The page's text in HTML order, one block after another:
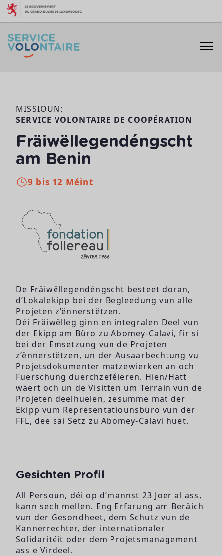
Skip to content
MISSIOUN:
SERVICE VOLONTAIRE DE COOPÉRATION
Fräiwëllegendéngscht
am Benin
9 bis 12 Méint
De Fräiwëllegendéngscht besteet doran,
d’Lokalekipp bei der Begleedung vun alle
Projeten z’ënnerstëtzen.
Déi Fräiwëlleg ginn en integralen Deel vun
der Ekipp am Büro zu Abomey-Calavi, fir si
bei der Ëmsetzung vun de Projeten
z’ënnerstëtzen, un der Ausaarbechtung vu
Projetsdokumenter matzewierken an och
Fuerschung duerchzeféieren. Hien/Hatt
wäert och un de Visitten um Terrain vun de
Projeten deelhuelen, zesumme mat der
Ekipp vum Representatiounsbüro vun der
FFL, dee säi Sëtz zu Abomey-Calavi huet.
Gesichten Profil
All Persoun, déi op d’mannst 23 Joer al ass,
kann sech mellen. Eng Erfarung am Beräich
vun der Gesondheet, dem Schutz vun de
Kannerrechter, der internationaler
Solidaritéit oder dem Projetsmanagement
ass e Virdeel.